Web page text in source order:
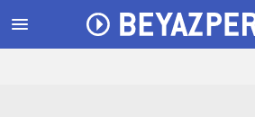
menu